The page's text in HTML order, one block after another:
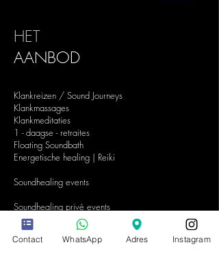
HET
AANBOD
Klankreizen / Sound Journeys
Klankmassages
Klankmeditaties
1 - daagse - retraites
Floating Soundbath
Energetische healing | Reiki
Soundhealing events
Soundhealing privé events
Soundhealing
events bedrijven
Contact WhatsApp Adres Instagram